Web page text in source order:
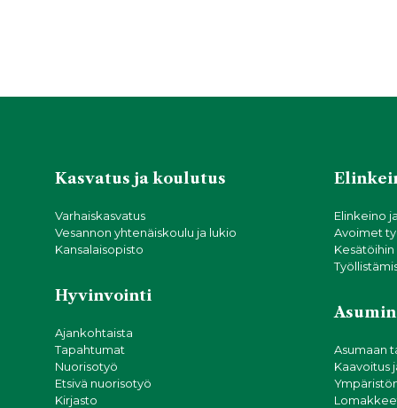
Kasvatus ja koulutus
Varhaiskasvatus
Vesannon yhtenäiskoulu ja lukio
Kansalaisopisto
Hyvinvointi
Ajankohtaista
Tapahtumat
Nuorisotyö
Etsivä nuorisotyö
Kirjasto
Elinkeino
Avoimet
Kesätöihin
Asumaan
Kaavoitus